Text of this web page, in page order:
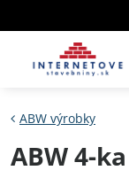
ABW výrobky
ABW 4-